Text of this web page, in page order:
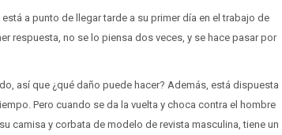
a punto de llegar tarde a su primer día en el trabajo de
respuesta, no se lo piensa dos veces, y se hace pasar por
así que ¿qué daño puede hacer? Además, está dispuesta
Pero cuando se da la vuelta y choca contra el hombre
camisa y corbata de modelo de revista masculina, tiene un